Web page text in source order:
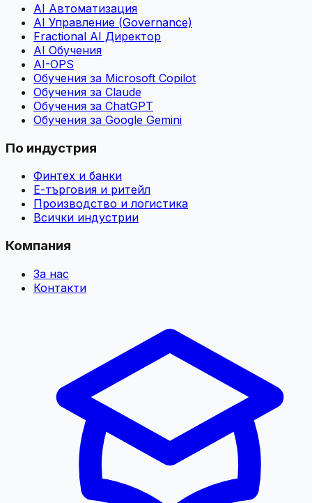
AI Автоматизация
AI Управление (Governance)
Fractional AI Директор
AI Обучения
AI-OPS
Обучения за Microsoft Copilot
Обучения за Claude
Обучения за ChatGPT
Обучения за Google Gemini
По индустрия
Финтех и банки
Е-търговия и ритейл
Производство и логистика
Всички индустрии
Компания
За нас
Контакти